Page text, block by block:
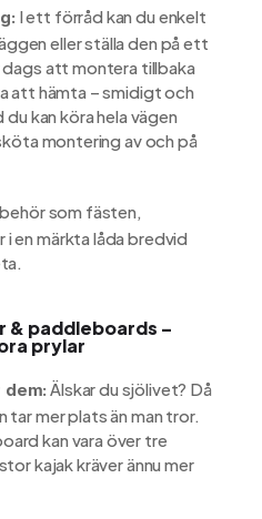
I ett förråd kan du enkelt
eller ställa den på ett
att montera tillbaka
att hämta – smidigt och
kan köra hela vägen
montering av och på
som fästen,
en märkta låda bredvid
& paddleboards –
prylar
Älskar du sjölivet? Då
mer plats än man tror.
kan vara över tre
kajak kräver ännu mer